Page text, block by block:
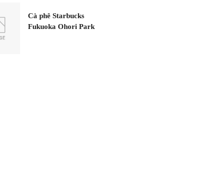
Cà phê Starbucks
Fukuoka Ohori Park